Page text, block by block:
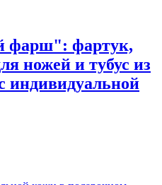
фарш": фартук,
ножей и тубус из
индивидуальной